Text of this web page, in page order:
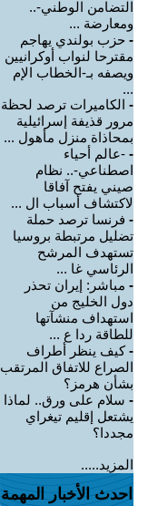
التضامن الوطني-..
ومعارضة ...
- حزب بولندي يهاجم
مقترحا لنواب أوكرانيين
ويصفه بـ-الخطاب الإم
...
- الكاميرات ترصد لحظة
مرور قذيفة إسرائيلية
بمحاذاة منزل مأهول ...
- -عالم أحياء
اصطناعي-.. نظام
صيني يفتح آفاقا
لاكتشاف أسباب ال ...
- فرنسا ترصد حملة
تضليل مرتبطة بروسيا
تستهدف المرشح
الرئاسي غا ...
- مباشر: إيران تحذر
دول الخليج من
استهداف منشآتها
للطاقة ردا ع ...
-كيف ينظر أطراف
الصراع للاتفاق المرتقب
بشأن هرمز؟
- سلام على ورق.. لماذا
يشتعل إقليم تيغراي
مجددا؟
المزيد.....
احدث الأخبار المهمة